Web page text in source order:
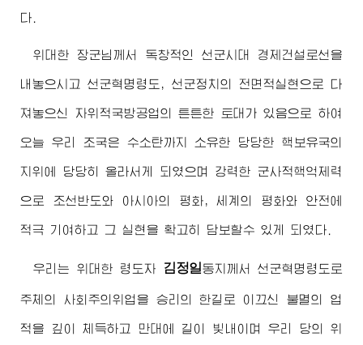
다.
위대한 장군님 께서 독창적인 선군시대 경제건설로선을
내놓으시고 선군혁명령도, 선군정치의 전면적실현으로 다
져놓으신 자위적국방공업의 튼튼한 토대가 있음으로 하여
오늘 우리 조국은 수소탄까지 소유한 당당한 핵보유국의
지위에 당당히 올라서게 되였으며 강력한 군사적핵억제력
으로 조선반도와 아시아의 평화, 세계의 평화와 안전에
적극 기여하고 그 실현을 확고히 담보할수 있게 되였다.
우리는 위대한 령도자 김정일동지 께서 선군혁명령도로
주체의 사회주의위업을 승리의 한길로 이끄신 불멸의 업
적을 깊이 체득하고 만대에 길이 빛내이며 우리 당의 위